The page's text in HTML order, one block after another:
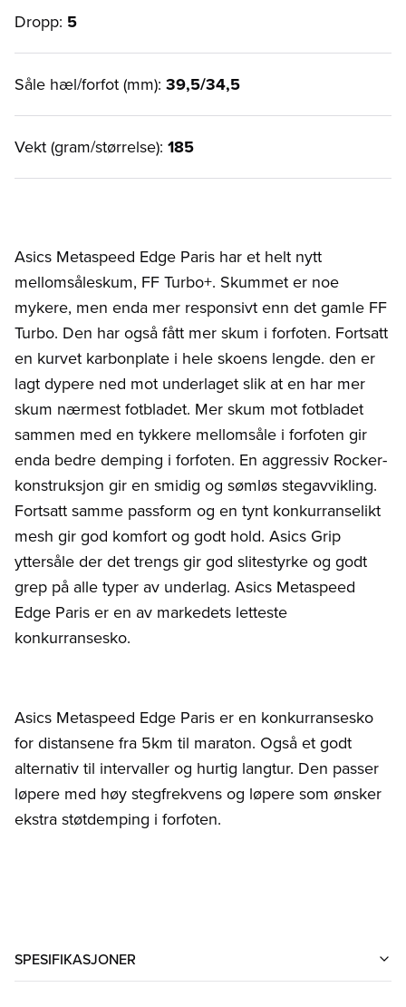
Dropp: 5
Såle hæl/forfot (mm): 39,5/34,5
Vekt (gram/størrelse): 185
Asics Metaspeed Edge Paris har et helt nytt
mellomsåleskum, FF Turbo+. Skummet er noe
mykere, men enda mer responsivt enn det gamle FF
Turbo. Den har også fått mer skum i forfoten. Fortsatt
en kurvet karbonplate i hele skoens lengde. den er
lagt dypere ned mot underlaget slik at en har mer
skum nærmest fotbladet. Mer skum mot fotbladet
sammen med en tykkere mellomsåle i forfoten gir
enda bedre demping i forfoten. En aggressiv Rocker-
konstruksjon gir en smidig og sømløs stegavvikling.
Fortsatt samme passform og en tynt konkurranselikt
mesh gir god komfort og godt hold. Asics Grip
yttersåle der det trengs gir god slitestyrke og godt
grep på alle typer av underlag. Asics Metaspeed
Edge Paris er en av markedets letteste
konkurransesko.
Asics Metaspeed Edge Paris er en konkurransesko
for distansene fra 5km til maraton. Også et godt
alternativ til intervaller og hurtig langtur. Den passer
løpere med høy stegfrekvens og løpere som ønsker
ekstra støtdemping i forfoten.
SPESIFIKASJONER